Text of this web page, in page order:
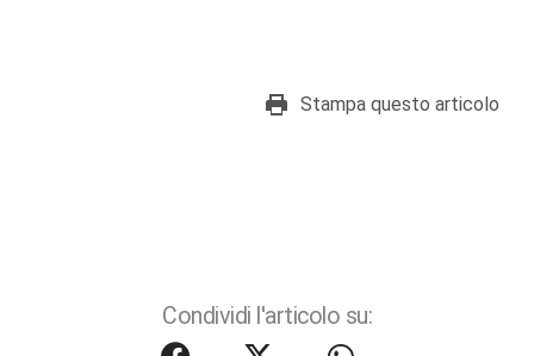
Stampa questo articolo
Condividi l'articolo su: